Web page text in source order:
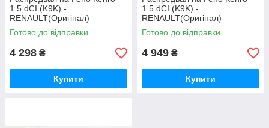
1.5 dCI (K9K) -
RENAULT(Оригінал)
8200718120
Готово до відправки
4 298 ₴
Купити
1.5 dCI (K9K) -
RENAULT(Оригінал)
130209682R
Готово до відправки
4 949 ₴
Купити